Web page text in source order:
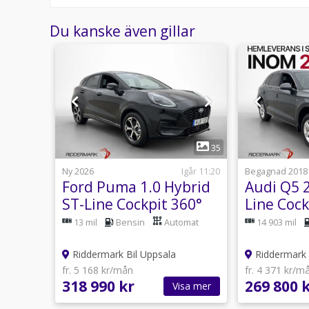
Adaptiv farthållare,Ambition,Android Auto ,Apple
bak,Bluetooth,Rails,Elhissar,Elspeglar,AC,Isofix-
klimatanläggning,Parkeringssensorer
Du kanske även gillar
1
35
Ny 2026
Igår 11:20
Ford Puma 1.0 Hybrid
ST-Line Cockpit 360°
Navi Halvskinn
13 mil Bensin Automat
Riddermark Bil Uppsala
fr. 5 168 kr/mån
318 990 kr Visa mer
Begagnad 2018
Audi Q5
Line
D-14 903 mil
fr. 4 371 kr/
269 800